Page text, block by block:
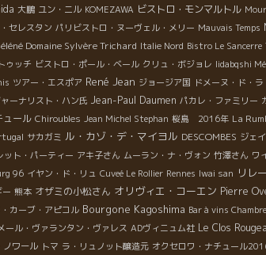
大鵬 ユン・ニル KOMEZAWA ビストロ・モンマルトル
セレスタン パリビストロ・ヌーヴェル・メリー Mauvais Temps
Domaine Sylvère Trichard Italie Nord Bistro Le Sancerre
ゥッチ ビストロ・ポール・ベール クリュ・ボジョレ Iidabqshi
ツアー・エスポア René Jean ジョージア国 ドメーヌ・ド・
ーナリスト・ハン氏 Jean-Paul Daumen パカレ・ファミリー
ュール Chiroubles Jean Michel Stephan 桜島 2016年 La
サカガミ ル・カゾ・デ・マイヨル DESCOMBES ジェ
ット・パーティー アキ子さん ムーラン・ナ・ヴォン 竹澤さん ワ
96 イヤン・ド・リュ Cuveé Le Rollier Rennes Iwai san リレ
熊本 オザミの小松さん オリヴィエ・コーエン Pierre
カーブ・アピコル Bourgone Kagoshima Bar à vins
ール・ヴァランタン・ヴァレス ADヴィニュム社 Le Clos
ノワール トマ ラ・リュノット醸造元 オクセロワ・ナチュール